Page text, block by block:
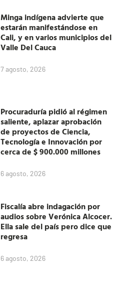
Minga indígena advierte que
estarán manifestándose en
Cali, y en varios municipios del
Valle Del Cauca
7 agosto, 2026
Procuraduría pidió al régimen
saliente, aplazar aprobación
de proyectos de Ciencia,
Tecnología e Innovación por
cerca de $ 900.000 millones
6 agosto, 2026
Fiscalía abre indagación por
audios sobre Verónica Alcocer.
Ella sale del país pero dice que
regresa
6 agosto, 2026